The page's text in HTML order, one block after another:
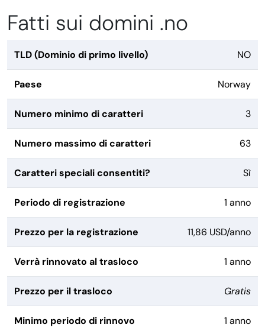
Fatti sui domini .no
TLD (Dominio di primo livello) NO
Paese Norway
Numero minimo di caratteri 3
Numero massimo di caratteri 63
Caratteri speciali consentiti? Sì
Periodo di registrazione 1 anno
Prezzo per la registrazione 11,86 USD/anno
Verrà rinnovato al trasloco 1 anno
Prezzo per il trasloco Gratis
Minimo periodo di rinnovo 1 anno